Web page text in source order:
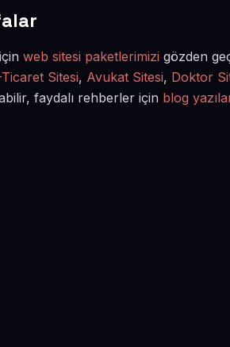
web sitesi paketlerimizi gözden
Ticaret Sitesi, Avukat Sitesi, Doktor
faydalı rehberler için blog